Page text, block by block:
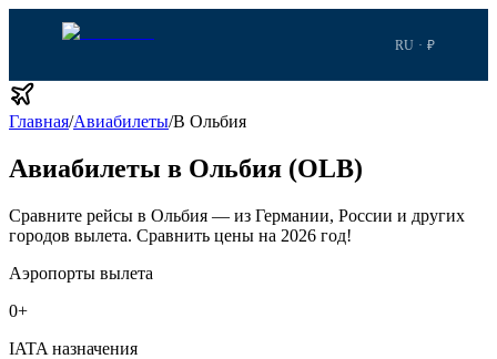
RU · ₽
Главная/Авиабилеты/В Ольбия
Авиабилеты в Ольбия (OLB)
Сравните рейсы в Ольбия — из Германии, России и других
городов вылета. Сравнить цены на 2026 год!
Аэропорты вылета
0+
IATA назначения